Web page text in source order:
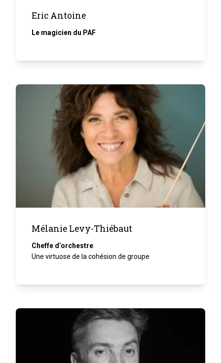
Eric Antoine
Le magicien du PAF
Mélanie Levy-Thiébaut
Cheffe d’orchestre
Une virtuose de la cohésion de groupe